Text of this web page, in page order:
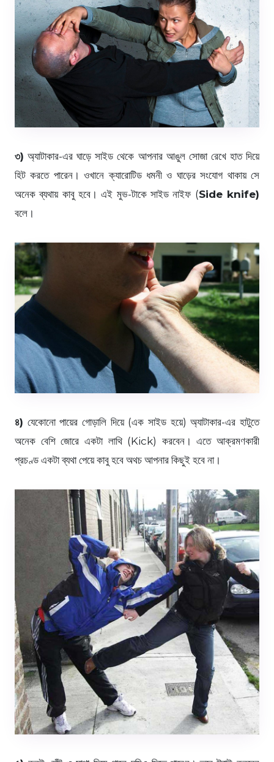
৩) অ্যাটাকার-এর ঘাড়ে সাইড থেকে আপনার আঙুল সোজা রেখে হাত দিয়ে
হিট করতে পারেন। ওখানে ক্যারোটিড ধমনী ও ঘাড়ের সংযোগ থাকায় সে
অনেক ব্যথায় কাবু হবে। এই মুভ-টাকে সাইড নাইফ (Side knife)
বলে।
৪) যেকোনো পায়ের গোড়ালি দিয়ে (এক সাইড হয়ে) অ্যাটাকার-এর হাটুতে
অনেক বেশি জোরে একটা লাথি (Kick) করবেন। এতে আক্রমণকারী
প্রচণ্ড একটা ব্যথা পেয়ে কাবু হবে অথচ আপনার কিছুই হবে না।